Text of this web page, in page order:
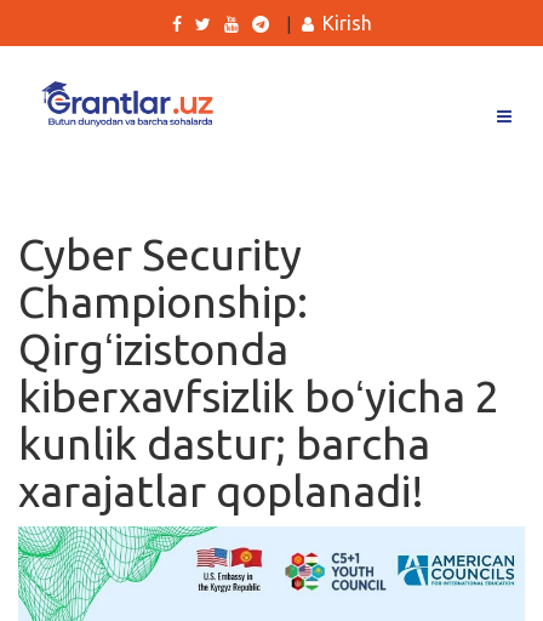
Ishlar
Kurslar
Blog
Yana
Qidirish
Kirish
Kirish
Cyber Security
Championship:
Qirgʻizistonda
kiberxavfsizlik boʻyicha 2
kunlik dastur; barcha
xarajatlar qoplanadi!